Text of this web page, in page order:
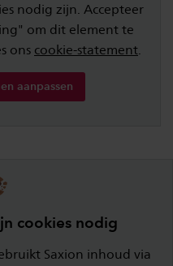
nodig zijn. Accepteer
om dit element te
ons cookie-statement.
aanpassen
cookies nodig
Saxion inhoud via